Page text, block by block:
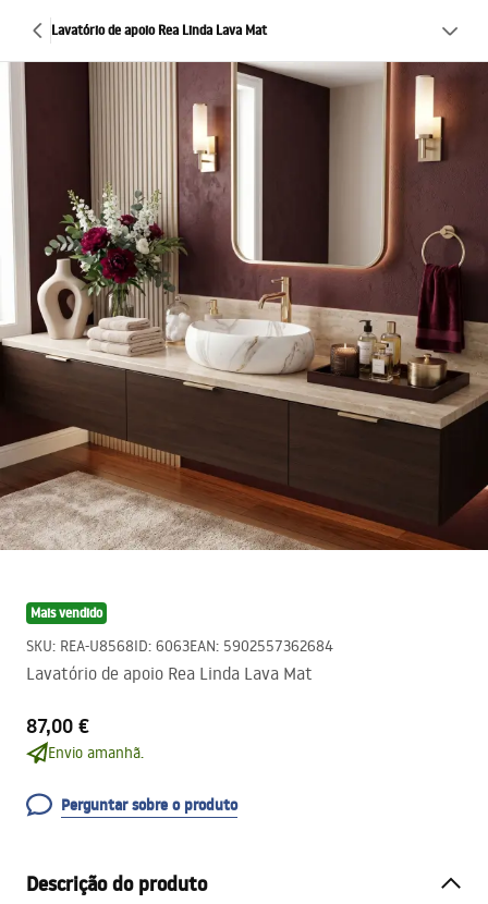
Lavatório de apoio Rea Linda Lava Mat
Mais vendido
SKU: REA-U8568ID: 6063EAN: 5902557362684
Lavatório de apoio Rea Linda Lava Mat
87,00 €
Envio amanhã.
Perguntar sobre o produto
Descrição do produto